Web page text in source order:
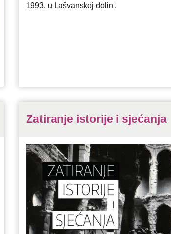
1993. u Lašvanskoj dolini.
Zatiranje istorije i sjećanja